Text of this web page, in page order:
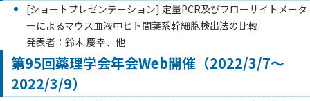
[ショートプレゼンテーション] 定量PCR及びフローサイトメータ
ーによるマウス血液中ヒト間葉系幹細胞検出法の比較
発表者：鈴木 慶幸、他
第95回薬理学会年会Web開催（2022/3/7～
2022/3/9）